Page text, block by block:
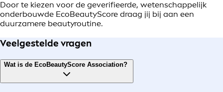
Door te kiezen voor de geverifieerde, wetenschappelijk
onderbouwde EcoBeautyScore draag jij bij aan een
duurzamere beautyroutine.
Veelgestelde vragen
Wat is de EcoBeautyScore Association?